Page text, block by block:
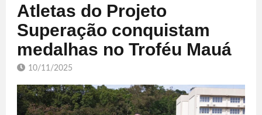
Atletas do Projeto
Superação conquistam
medalhas no Troféu Mauá
10/11/2025